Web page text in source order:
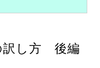
訳し方 後編